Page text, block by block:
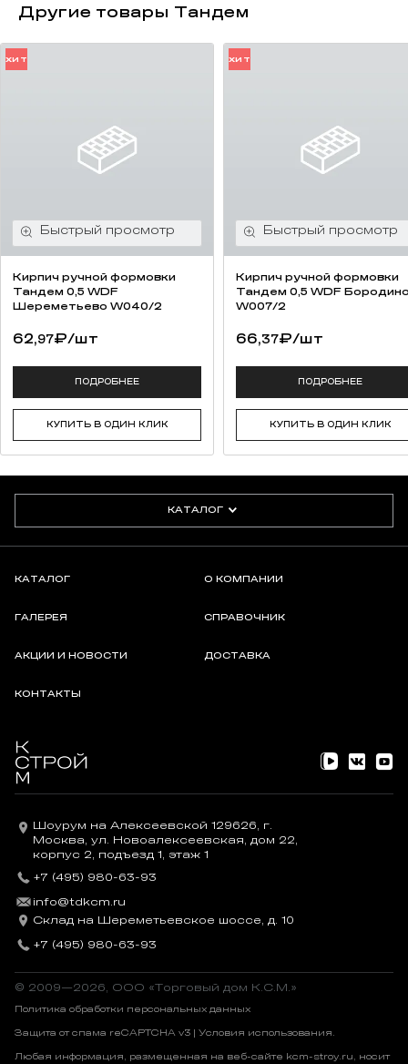
Другие товары Тандем
ХИТ
Кирпич ручной формовки
Тандем 0,5 WDF
Шереметьево W040/2
62,97₽/шт
ПОДРОБНЕЕ
КУПИТЬ В ОДИН КЛИК
ХИТ
Кирпич ручной формовки
Тандем 0,5 WDF
W007/2
66,37₽/шт
ПОДРОБНЕЕ
КУПИТЬ В ОДИН КЛИК
КАТАЛОГ
КАТАЛОГ О КОМПАНИИ
ГАЛЕРЕЯ СПРАВОЧНИК
АКЦИИ И НОВОСТИ ДОСТАВКА
КОНТАКТЫ
Шоурум на Алексеевской 129626, г.
Москва, ул. Новоалексеевская, дом 22,
корпус 2, подъезд 1, этаж 1
+7 (495) 980-63-93
info@tdkcm.ru
Склад на Шереметьевское шоссе, д. 10
+7 (495) 980-63-93
© 2009—2026, OOO «Торговый дом К.С.М.»
Политика обработки персональных данных
Защита от спама reCAPTCHA v3 | Условия использования.
Любая информация, размещенная на веб-сайте kcm-stroy.ru, носит